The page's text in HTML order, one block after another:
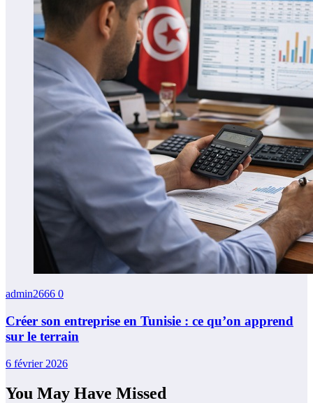
admin2666 0
Créer son entreprise en Tunisie : ce qu’on apprend
sur le terrain
6 février 2026
You May Have Missed